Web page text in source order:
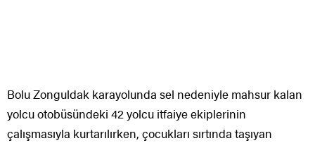
Bolu Zonguldak karayolunda sel nedeniyle mahsur kalan
yolcu otobüsündeki 42 yolcu itfaiye ekiplerinin
çalışmasıyla kurtarılırken, çocukları sırtında taşıyan